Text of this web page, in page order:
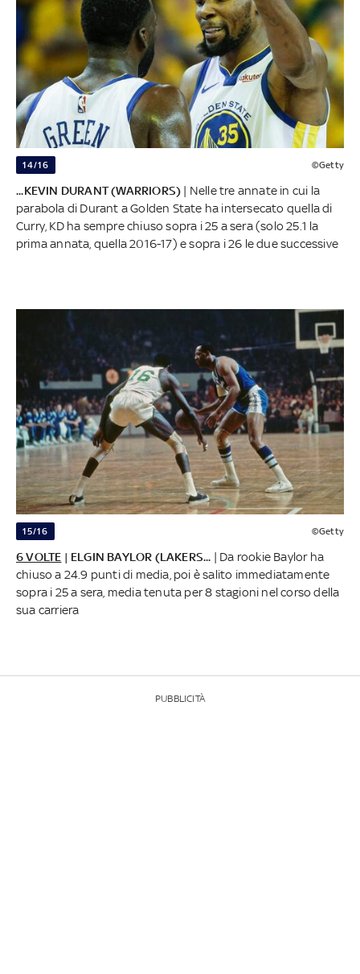
14/16 ©Getty
...KEVIN DURANT (WARRIORS) | Nelle tre annate in cui la
parabola di Durant a Golden State ha intersecato quella di
Curry, KD ha sempre chiuso sopra i 25 a sera (solo 25.1 la
prima annata, quella 2016-17) e sopra i 26 le due successive
15/16 ©Getty
6 VOLTE | ELGIN BAYLOR (LAKERS... | Da rookie Baylor ha
chiuso a 24.9 punti di media, poi è salito immediatamente
sopra i 25 a sera, media tenuta per 8 stagioni nel corso della
sua carriera
PUBBLICITÀ